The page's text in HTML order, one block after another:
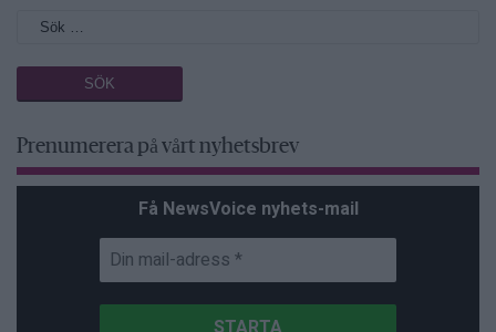
Prenumerera på vårt nyhetsbrev
Få NewsVoice nyhets-mail